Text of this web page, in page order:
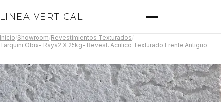
LINEA VERTICAL
Inicio Showroom Revestimientos Texturados
Tarquini Obra- Raya2 X 25kg- Revest. Acrilico Texturado Frente Antiguo